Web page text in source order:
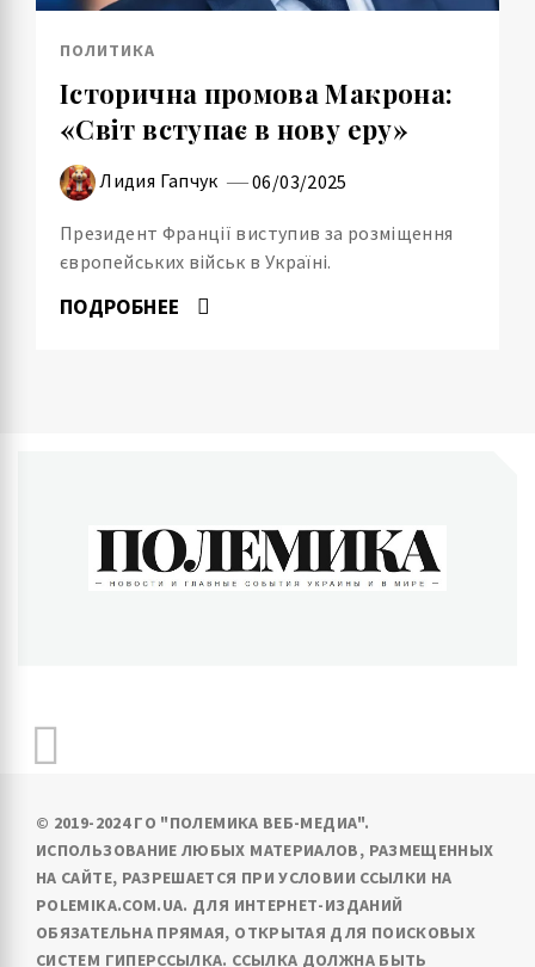
ПОЛИТИКА
Історична промова Макрона:
«Світ вступає в нову еру»
Лидия Гапчук 06/03/2025
Президент Франції виступив за розміщення
європейських військ в Україні.
ПОДРОБНЕЕ
© 2019-2024 ГО "ПОЛЕМИКА ВЕБ-МЕДИА".
ИСПОЛЬЗОВАНИЕ ЛЮБЫХ МАТЕРИАЛОВ, РАЗМЕЩЕННЫХ
НА САЙТЕ, РАЗРЕШАЕТСЯ ПРИ УСЛОВИИ ССЫЛКИ НА
POLEMIKA.COM.UA. ДЛЯ ИНТЕРНЕТ-ИЗДАНИЙ
ОБЯЗАТЕЛЬНА ПРЯМАЯ, ОТКРЫТАЯ ДЛЯ ПОИСКОВЫХ
СИСТЕМ ГИПЕРССЫЛКА. ССЫЛКА ДОЛЖНА БЫТЬ